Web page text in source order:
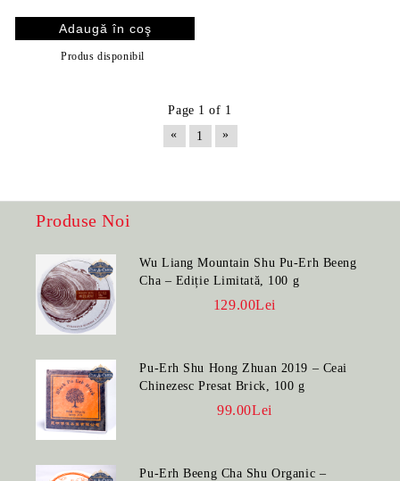
Produs disponibil
Page 1 of 1
«
1 »
Produse Noi
Wu Liang Mountain Shu Pu-Erh Beeng
Cha – Ediție Limitată, 100 g
129.00Lei
Pu-Erh Shu Hong Zhuan 2019 – Ceai
Chinezesc Presat Brick, 100 g
99.00Lei
Pu-Erh Beeng Cha Shu Organic –